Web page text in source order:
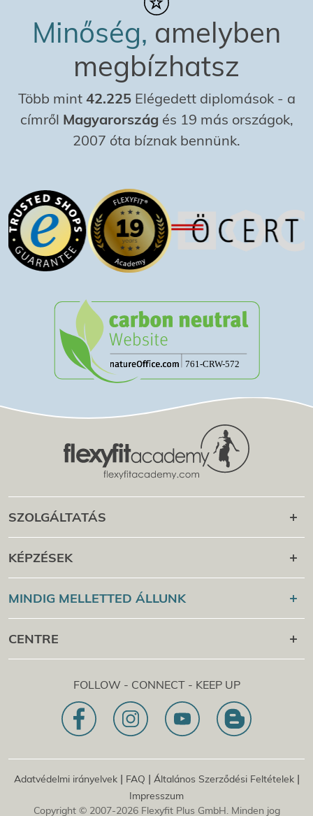
Minőség, amelyben
megbízhatsz
Több mint 42.225 Elégedett diplomások- a
címről Magyarországés 19 más országok,
2007 óta bíznak bennünk.
SZOLGÁLTATÁS
Karrier utána
Online Campus
Cert Check
KÉPZÉSEK
Sport Academy
masszázs Academy
Flexyfit®
MINDIG MELLETTED ÁLLUNK
+43 1 997 27 38
[email protected]
Tanácsadás és online lekérdezés
Küldetésnyilatkozatunk
CENTRE
1030 | Ausztria
Dietrichgasse 27 E.EG2
Fióktelep | DE
Konrad-Zuse-Platz 8
FOLLOW - CONNECT - KEEP UP
Adatvédelmi irányelvek| FAQ | Általános Szerződési Feltételek|
Impresszum
Copyright © 2007-2026 Flexyfit Plus GmbH. Minden jog